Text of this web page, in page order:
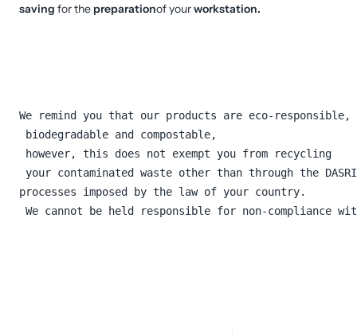
saving for the preparationof yourworkstation.
We remind you that our products are eco-responsible,
biodegradable and compostable,
however, this does not exempt you from recycling
your contaminated waste other than through the DASRI
processes imposed by the law of your country.
We cannot be held responsible for non-compliance